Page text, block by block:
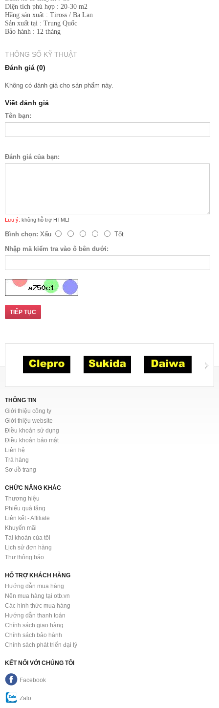
Diện tích phù hợp : 20-30 m2
Hãng sản xuất : Tiross / Ba Lan
Sản xuất tại : Trung Quốc
Bảo hành : 12 tháng
THÔNG SỐ KỸ THUẬT
Đánh giá (0)
Không có đánh giá cho sản phẩm này.
Viết đánh giá
Tên bạn:
Đánh giá của bạn:
Lưu ý: không hỗ trợ HTML!
Bình chọn: Xấu
Tốt
Nhập mã kiểm tra vào ô bên dưới:
TIẾP TỤC
THÔNG TIN
Giới thiệu công ty
Giới thiệu website
Điều khoản sử dụng
Điều khoản bảo mật
Liên hệ
Trả hàng
Sơ đồ trang
CHỨC NĂNG KHÁC
Thương hiệu
Phiếu quà tặng
Liên kết - Affiliate
Khuyến mãi
Tài khoản của tôi
Lịch sử đơn hàng
Thư thông báo
HỖ TRỢ KHÁCH HÀNG
Hướng dẫn mua hàng
Nên mua hàng tại otb.vn
Các hình thức mua hàng
Hướng dẫn thanh toán
Chính sách giao hàng
Chính sách bảo hành
Chính sách phát triển đại lý
KẾT NỐI VỚI CHÚNG TÔI
Facebook
Zalo